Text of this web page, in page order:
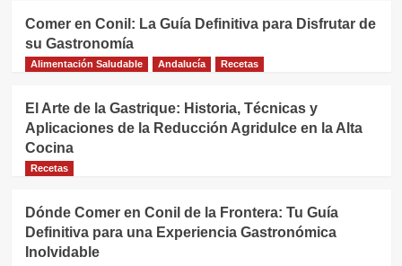
Comer en Conil: La Guía Definitiva para Disfrutar de
su Gastronomía
Alimentación Saludable Andalucía Recetas
El Arte de la Gastrique: Historia, Técnicas y
Aplicaciones de la Reducción Agridulce en la Alta
Cocina
Recetas
Dónde Comer en Conil de la Frontera: Tu Guía
Definitiva para una Experiencia Gastronómica
Inolvidable